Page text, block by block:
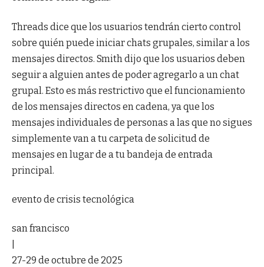
Threads dice que los usuarios tendrán cierto control
sobre quién puede iniciar chats grupales, similar a los
mensajes directos. Smith dijo que los usuarios deben
seguir a alguien antes de poder agregarlo a un chat
grupal. Esto es más restrictivo que el funcionamiento
de los mensajes directos en cadena, ya que los
mensajes individuales de personas a las que no sigues
simplemente van a tu carpeta de solicitud de
mensajes en lugar de a tu bandeja de entrada
principal.
evento de crisis tecnológica
san francisco
27-29 de octubre de 2025